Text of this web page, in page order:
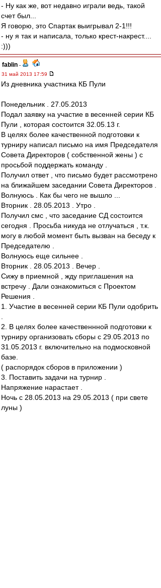
- Ну как же, вот недавно играли ведь, такой
счет был...
Я говорю, это Спартак выигрывал 2-1!!!
- ну я так и написала, только крест-накрест....
:)))
fablin -
31 май 2013 17:59
Из дневника участника КБ Пули
Понедельник . 27.05.2013
Подал заявку на участие в весенней серии КБ
Пули , которая состоится 32.05.13 г.
В целях более качественной подготовки к
турниру написал письмо на имя Председателя
Совета Директоров ( собственной жены ) с
просьбой поддержать команду .
Получил ответ , что письмо будет рассмотрено
на ближайшем заседании Совета Директоров .
Волнуюсь . Как бы чего не вышло ...
Вторник . 28.05.2013 . Утро .
Получил смс , что заседание СД состоится
сегодня . Просьба никуда не отлучаться , т.к.
могу в любой момент быть вызван на беседу к
Председателю .
Волнуюсь еще сильнее .
Вторник . 28.05.2013 . Вечер .
Сижу в приемной , жду приглашения на
встречу . Дали ознакомиться с Проектом
Решения .
1. Участие в весенней серии КБ Пули одобрить
2. В целях более качественнной подготовки к
турниру организовать сборы с 29.05.2013 по
31.05.2013 г. включительно на подмосковной
базе.
( распорядок сборов в приложении )
3. Поставить задачи на турнир .
Напряжение нарастает .
Ночь с 28.05.2013 на 29.05.2013 ( при свете
луны )